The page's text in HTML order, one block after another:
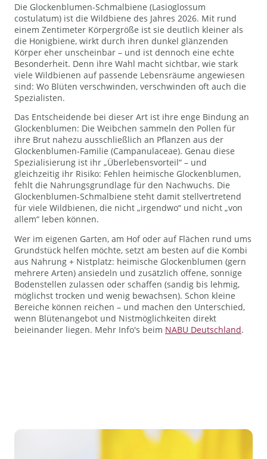
Die Glockenblumen-Schmalbiene (Lasioglossum
costulatum) ist die Wildbiene des Jahres 2026. Mit rund
einem Zentimeter Körpergröße ist sie deutlich kleiner als
die Honigbiene, wirkt durch ihren dunkel glänzenden
Körper eher unscheinbar – und ist dennoch eine echte
Besonderheit. Denn ihre Wahl macht sichtbar, wie stark
viele Wildbienen auf passende Lebensräume angewiesen
sind: Wo Blüten verschwinden, verschwinden oft auch die
Spezialisten.
Das Entscheidende bei dieser Art ist ihre enge Bindung an
Glockenblumen: Die Weibchen sammeln den Pollen für
ihre Brut nahezu ausschließlich an Pflanzen aus der
Glockenblumen-Familie (Campanulaceae). Genau diese
Spezialisierung ist ihr „Überlebensvorteil“ – und
gleichzeitig ihr Risiko: Fehlen heimische Glockenblumen,
fehlt die Nahrungsgrundlage für den Nachwuchs. Die
Glockenblumen-Schmalbiene steht damit stellvertretend
für viele Wildbienen, die nicht „irgendwo“ und nicht „von
allem“ leben können.
Wer im eigenen Garten, am Hof oder auf Flächen rund ums
Grundstück helfen möchte, setzt am besten auf die Kombi
aus Nahrung + Nistplatz: heimische Glockenblumen (gern
mehrere Arten) ansiedeln und zusätzlich offene, sonnige
Bodenstellen zulassen oder schaffen (sandig bis lehmig,
möglichst trocken und wenig bewachsen). Schon kleine
Bereiche können reichen – und machen den Unterschied,
wenn Blütenangebot und Nistmöglichkeiten direkt
beieinander liegen. Mehr Info's beim NABU Deutschland.